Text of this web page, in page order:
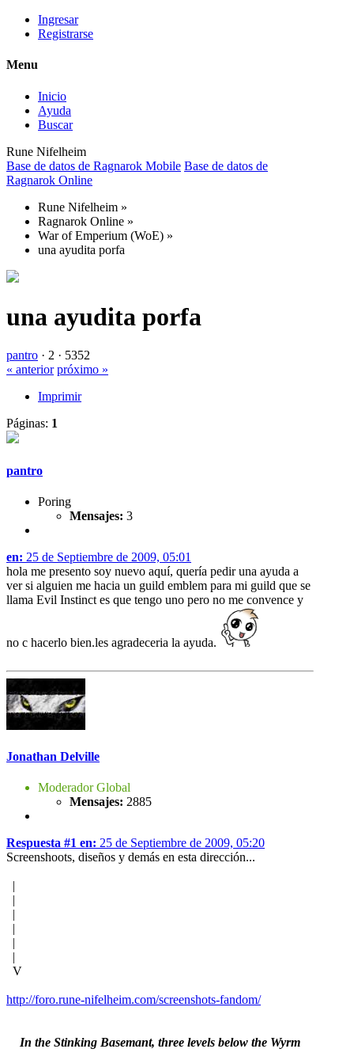
Ingresar
Registrarse
Menu
Inicio
Ayuda
Buscar
Rune Nifelheim
Base de datos de Ragnarok Mobile Base de datos de
Ragnarok Online
Rune Nifelheim »
Ragnarok Online »
War of Emperium (WoE) »
una ayudita porfa
una ayudita porfa
pantro · 2 · 5352
« anterior próximo »
Imprimir
Páginas: 1
pantro
Poring
Mensajes: 3
en: 25 de Septiembre de 2009, 05:01
hola me presento soy nuevo aquí, quería pedir una ayuda a
ver si alguien me hacia un guild emblem para mi guild que se
llama Evil Instinct es que tengo uno pero no me convence y
no c hacerlo bien.les agradeceria la ayuda.
Jonathan Delville
Moderador Global
Mensajes: 2885
Respuesta #1 en: 25 de Septiembre de 2009, 05:20
Screenshoots, diseños y demás en esta dirección...
V
http://foro.rune-nifelheim.com/screenshots-fandom/
In the Stinking Basemant, three levels below the Wyrm